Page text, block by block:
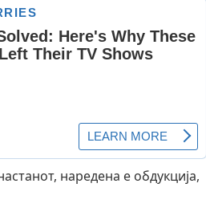
наредена е обдукција,